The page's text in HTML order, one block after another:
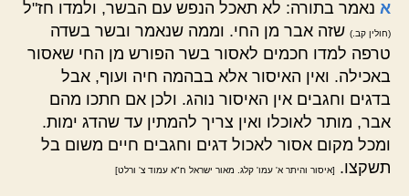
א נאמר בתורה: לא תאכל הנפש עם הבשר, ולמדו חז"ל
(חולין קב.) שזה אבר מן החי. וממה שנאמר ובשר בשדה
טרפה למדו חכמים לאסור בשר הפורש מן החי שאסור
באכילה. ואין האיסור אלא בבהמה חיה ועוף, אבל
בדגים וחגבים אין האיסור נוהג. ולכן אם חתכו מהם
אבר, מותר לאוכלו ואין צריך להמתין עד שהדג ימות.
ומכל מקום אסור לאכול דגים וחגבים חיים משום בל
תשקצו.
[איסור והיתר א' עמו' קלג. מאור ישראל ח"א עמוד צ' ורלט]